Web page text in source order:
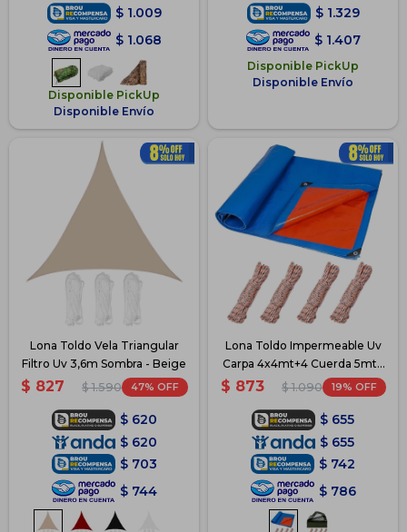
$ 1.009
$ 1.068
Disponible PickUp
Disponible Envío
$ 1.329
$ 1.407
Disponible PickUp
Disponible Envío
Lona Toldo Vela Triangular
Filtro Uv 3,6m Sombra - Beige
$ 827 $ 1.590 47
$ 620
$ 620
$ 703
$ 744
Lona Toldo Impermeable Uv
Carpa 4x4mt+4 Cuerda 5mt -
Azul
$ 873 $ 1.090 19
$ 655
$ 655
$ 742
$ 786